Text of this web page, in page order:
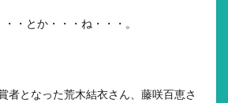
・とか・・・ね・・・。
者となった荒木結衣さん、藤咲百恵さ